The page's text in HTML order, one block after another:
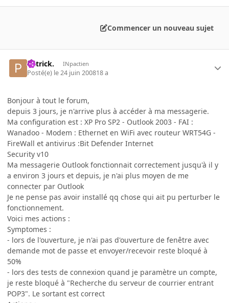
Commencer un nouveau sujet
Patrick. INpactien
Posté(e) le 24 juin 200818 a
Bonjour à tout le forum,
depuis 3 jours, je n'arrive plus à accéder à ma messagerie.
Ma configuration est : XP Pro SP2 - Outlook 2003 - FAI :
Wanadoo - Modem : Ethernet en WiFi avec routeur WRT54G -
FireWall et antivirus :Bit Defender Internet
Security v10
Ma messagerie Outlook fonctionnait correctement jusqu'à il y
a environ 3 jours et depuis, je n'ai plus moyen de me
connecter par Outlook
Je ne pense pas avoir installé qq chose qui ait pu perturber le
fonctionnement.
Voici mes actions :
Symptomes :
- lors de l'ouverture, je n'ai pas d'ouverture de fenêtre avec
demande mot de passe et envoyer/recevoir reste bloqué à
50%
- lors des tests de connexion quand je paramètre un compte,
je reste bloqué à "Recherche du serveur de courrier entrant
POP3". Le sortant est correct